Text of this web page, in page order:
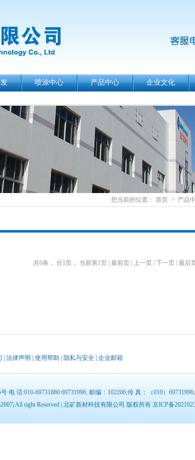
喷涂中心 产品中心 企业文化
您当前的位置： 首页 > 产品
共0条， 分1页， 当前第1页 | 最前页| 上一页| 下一页| 最后
法律声明 使用帮助 隐私与安全 企业邮箱
电 话:010-69731880 69731996; 邮编：102206;传 真：（010）69731996;
All right Reserved | 北矿新材科技有限公司 版权所有 京ICP备